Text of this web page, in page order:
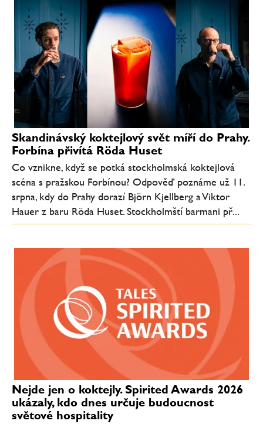
Skandinávský koktejlový svět míří do Prahy.
Forbína přivítá Röda Huset
Co vznikne, když se potká stockholmská koktejlová
scéna s pražskou Forbínou? Odpověď poznáme už 11.
srpna, kdy do Prahy dorazí Björn Kjellberg a Viktor
Hauer z baru Röda Huset. Stockholmští barmani př...
Nejde jen o koktejly. Spirited Awards 2026
ukázaly, kdo dnes určuje budoucnost
světové hospitality